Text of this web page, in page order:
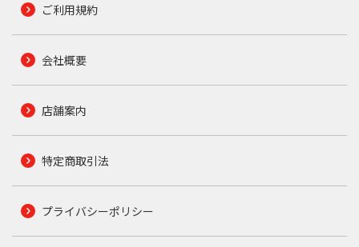
ご利用規約
会社概要
店舗案内
特定商取引法
プライバシーポリシー